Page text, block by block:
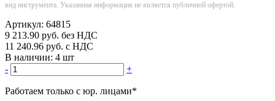
вид инструмента. Указанная информация не является публичной офертой.
Артикул: 64815
9 213.90 руб. без НДС
11 240.96 руб. с НДС
В наличии: 4 шт
-
+
Работаем только с юр. лицами*